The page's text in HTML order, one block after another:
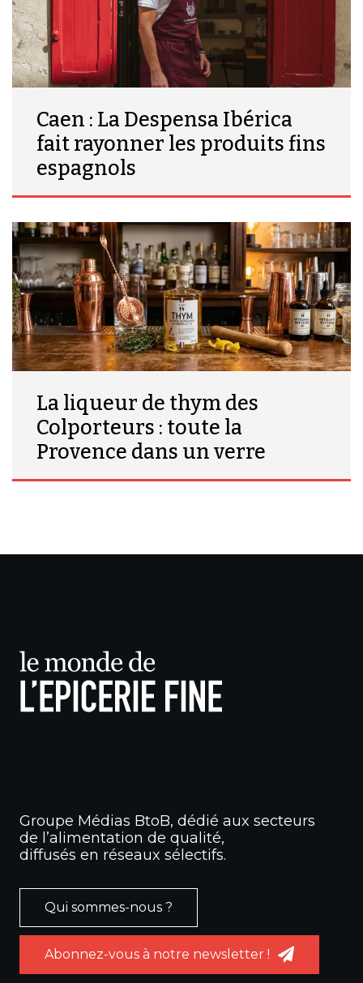
Caen : La Despensa Ibérica
fait rayonner les produits fins
espagnols
La liqueur de thym des
Colporteurs : toute la
Provence dans un verre
Groupe Médias BtoB, dédié aux secteurs
de l’alimentation de qualité,
diffusés en réseaux sélectifs.
Qui sommes-nous ?
Abonnez-vous à notre newsletter !